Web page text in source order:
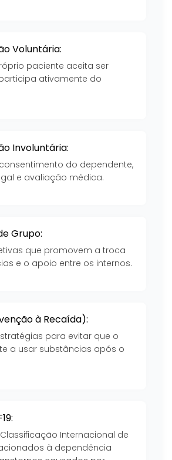
Voluntária:
paciente aceita ser
ativamente do
Involuntária:
do dependente,
e avaliação médica.
Grupo:
que promovem a troca
e o apoio entre os internos.
à Recaída):
para evitar que o
a usar substâncias após o
Internacional de
à dependência